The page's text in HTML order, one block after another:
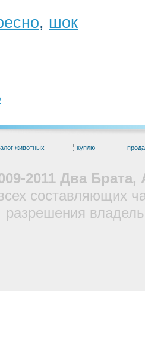
, шок
животных куплю
2011 Два
составляющих
разрешения